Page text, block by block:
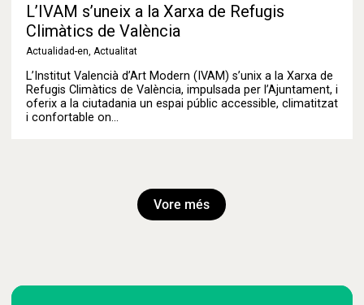
L’IVAM s’uneix a la Xarxa de Refugis
Climàtics de València
Actualidad-en Actualitat
L’Institut Valencià d’Art Modern (IVAM) s’unix a la Xarxa de
Refugis Climàtics de València, impulsada per l’Ajuntament, i
oferix a la ciutadania un espai públic accessible, climatitzat
i confortable on…
Vore més